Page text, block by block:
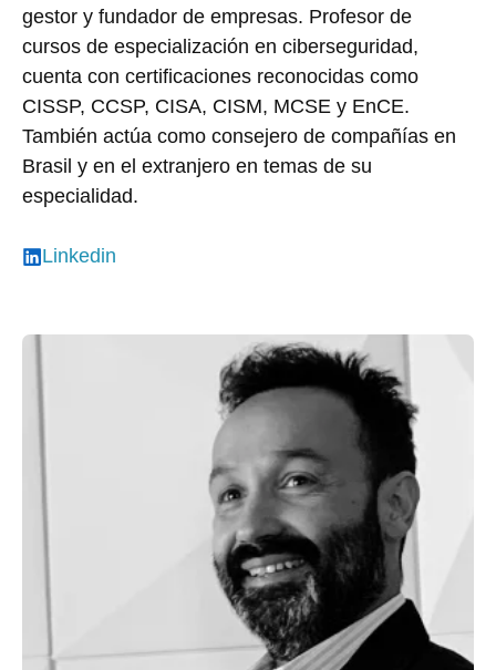
gestor y fundador de empresas. Profesor de
cursos de especialización en ciberseguridad,
cuenta con certificaciones reconocidas como
CISSP, CCSP, CISA, CISM, MCSE y EnCE.
También actúa como consejero de compañías en
Brasil y en el extranjero en temas de su
especialidad.
Linkedin